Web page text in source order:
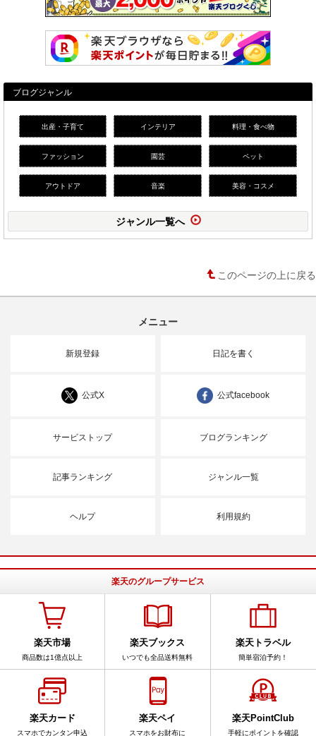
ブログジャンル
出産・子育て インテリア 料理・食べ物
ファッション 園芸 ペット
アウトドア 音楽 美容・コスメ
ジャンル一覧へ
このページの上に戻る
メニュー
新規登録 日記を書く
公式X 公式facebook
サービストップ ブログランキング
記事ランキング ジャンル一覧
ヘルプ 利用規約
楽天のグループサービス
楽天市場
商品数は1億点以上
楽天ブックス
いつでも全品送料無料
楽天トラベル
簡単宿泊予約！
楽天カード
スマホでカンタン申込
楽天ペイ
スマホをお財布に
楽天PointClub
手軽にポイントを確認